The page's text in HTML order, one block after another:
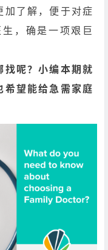
加了解，便于对症
，确是一项艰巨
找呢？小编本期就
希望能给急需家庭